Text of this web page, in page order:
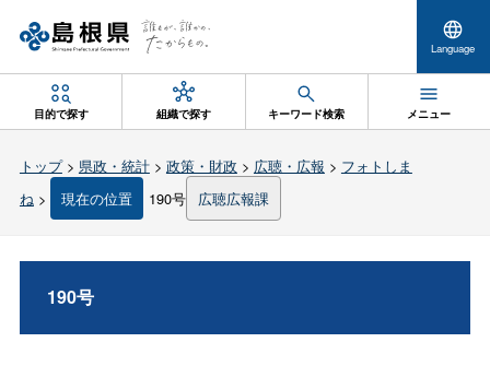
Language
目的で探す 組織で探す キーワード検索 メニュー
トップ> 県政・統計> 政策・財政 > 広聴・広報 > フォトしま
ね> 現在の位置 190号 広聴広報課
190号